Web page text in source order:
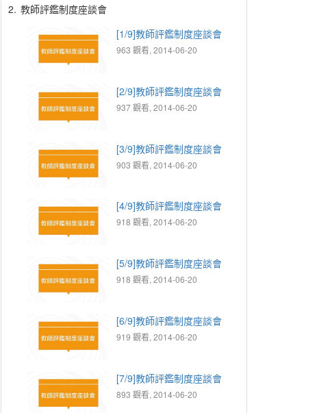
2. 教師評鑑制度座談會
[1/9]教師評鑑制度座談會
963 觀看, 2014-06-20
[2/9]教師評鑑制度座談會
937 觀看, 2014-06-20
[3/9]教師評鑑制度座談會
903 觀看, 2014-06-20
[4/9]教師評鑑制度座談會
918 觀看, 2014-06-20
[5/9]教師評鑑制度座談會
918 觀看, 2014-06-20
[6/9]教師評鑑制度座談會
919 觀看, 2014-06-20
[7/9]教師評鑑制度座談會
893 觀看, 2014-06-20